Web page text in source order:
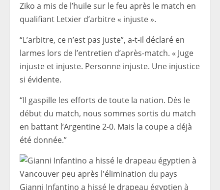
Ziko a mis de l’huile sur le feu après le match en
qualifiant Letxier d’arbitre « injuste ».
“L’arbitre, ce n’est pas juste”, a-t-il déclaré en
larmes lors de l’entretien d’après-match. « Juge
injuste et injuste. Personne injuste. Une injustice
si évidente.
“Il gaspille les efforts de toute la nation. Dès le
début du match, nous sommes sortis du match
en battant l’Argentine 2-0. Mais la coupe a déjà
été donnée.”
Gianni Infantino a hissé le drapeau égyptien à